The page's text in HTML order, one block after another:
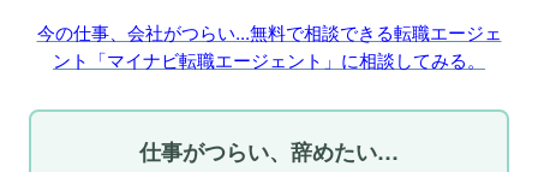
今の仕事、会社がつらい...無料で相談できる転職エージェ
ント「マイナビ転職エージェント」に相談してみる。
仕事がつらい、辞めたい…